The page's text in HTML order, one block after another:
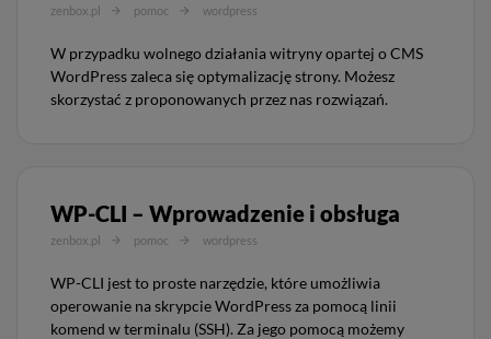
zenbox.pl pomoc wordpress
W przypadku wolnego działania witryny opartej o CMS
WordPress zaleca się optymalizację strony. Możesz
skorzystać z proponowanych przez nas rozwiązań.
WP-CLI – Wprowadzenie i obsługa
zenbox.pl pomoc wordpress
WP-CLI jest to proste narzędzie, które umożliwia
operowanie na skrypcie WordPress za pomocą linii
komend w terminalu (SSH). Za jego pomocą możemy